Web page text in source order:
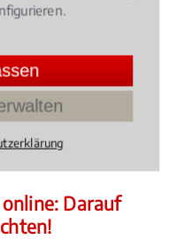
Darauf